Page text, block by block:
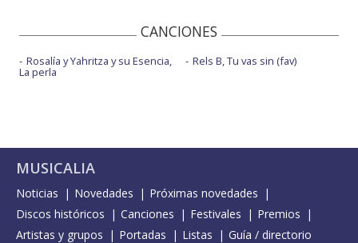
CANCIONES
Rosalía y Yahritza y su Esencia,
La perla
Rels B, Tu vas sin (fav)
MUSICALIA
Noticias Novedades
Próximas novedades
Discos históricos
Canciones Festivales
Premios
Artistas y grupos
Portadas Listas Guía / directorio